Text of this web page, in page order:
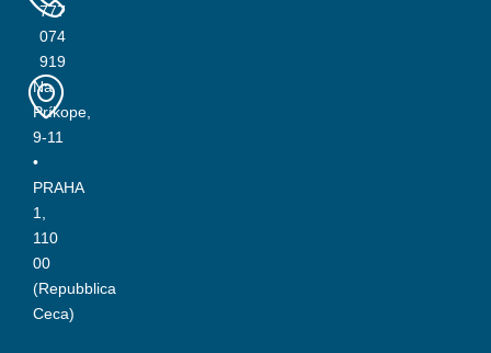
777
074
919
Na
Príkope,
9-11
•
PRAHA
1,
110
00
(Repubblica
Ceca)